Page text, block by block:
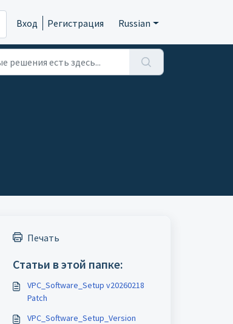
Вход Регистрация Russian
Печать
Статьи в этой папке:
VPC_Software_Setup v20260218
Patch
VPC_Software_Setup_Version